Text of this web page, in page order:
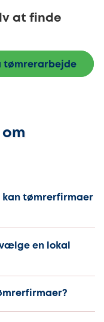
at finde
tømrerarbejde
kan tømrerfirmaer
en lokal